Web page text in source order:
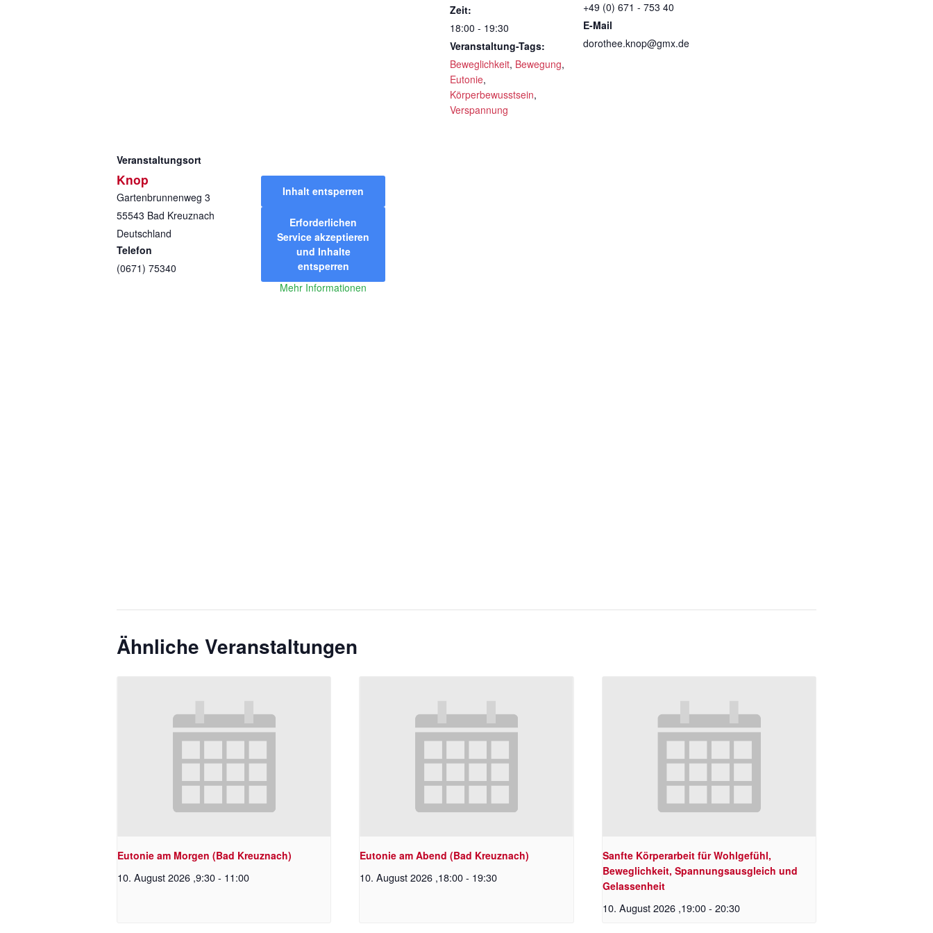
Zeit:
18:00 - 19:30
Veranstaltung-Tags:
Beweglichkeit, Bewegung,
Eutonie,
Körperbewusstsein,
Verspannung
+49 (0) 671 - 753 40
E-Mail
dorothee.knop@gmx.de
Veranstaltungsort
Knop
Gartenbrunnenweg 3
55543 Bad Kreuznach
Deutschland
Telefon
(0671) 75340
Inhalt entsperren
Erforderlichen
Service akzeptieren
und Inhalte
entsperren
Mehr Informationen
Ähnliche Veranstaltungen
Eutonie am Morgen (Bad Kreuznach)
10. August 2026 ,9:30- 11:00
Eutonie am Abend (Bad Kreuznach)
10. August 2026 ,18:00 - 19:30
Sanfte Körperarbeit für Wohlgefühl,
Beweglichkeit, Spannungsausgleich und
Gelassenheit
10. August 2026 ,19:00- 20:30